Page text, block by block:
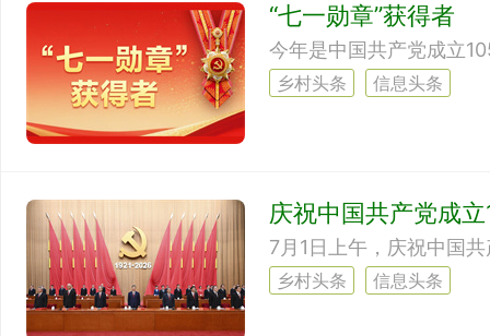
“七一勋章”获得者
乡村头条 信息头条
庆祝中国共产党成
7月1日上午，庆祝中国
乡村头条 信息头条